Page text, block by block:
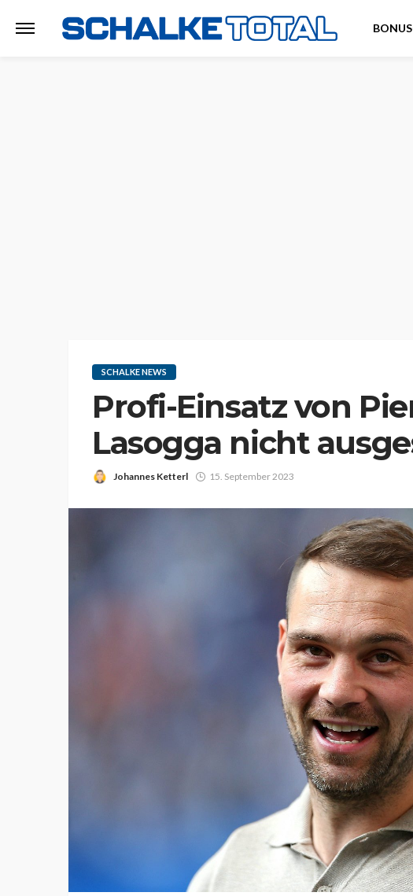
SCHALKE NEWS
Profi-Einsatz von
Lasogga nicht
Johannes Ketterl 15. September 2023